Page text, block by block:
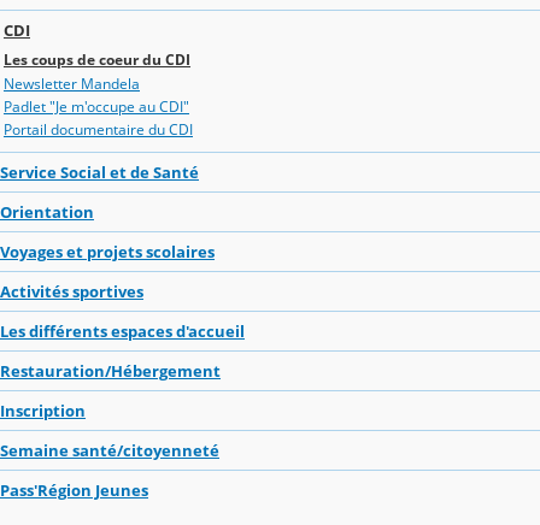
CDI
Les coups de coeur du CDI
Newsletter Mandela
Padlet "Je m'occupe au CDI"
Portail documentaire du CDI
Service Social et de Santé
Orientation
Voyages et projets scolaires
Activités sportives
Les différents espaces d'accueil
Restauration/Hébergement
Inscription
Semaine santé/citoyenneté
Pass'Région Jeunes